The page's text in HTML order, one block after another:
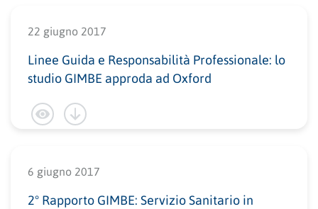
22 giugno 2017
Linee Guida e Responsabilità Professionale: lo
studio GIMBE approda ad Oxford
6 giugno 2017
2° Rapporto GIMBE: Servizio Sanitario in